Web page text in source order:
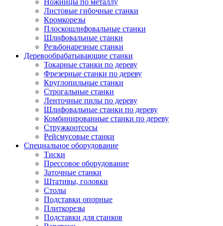
Ножницы по металлу
Листовые гибочные станки
Кромкорезы
Плоскошлифовальные станки
Шлифовальные станки
Резьбонарезные станки
Деревообрабатывающие станки
Токарные станки по дереву
Фрезерные станки по дереву
Круглопильные станки
Строгальные станки
Ленточные пилы по дереву
Шлифовальные станки по дереву
Комбинированные станки по дереву
Стружкоотсосы
Рейсмусовые станки
Специальное оборудование
Тиски
Прессовое оборудование
Заточные станки
Штативы, головки
Столы
Подставки опорные
Плиткорезы
Подставки для станков